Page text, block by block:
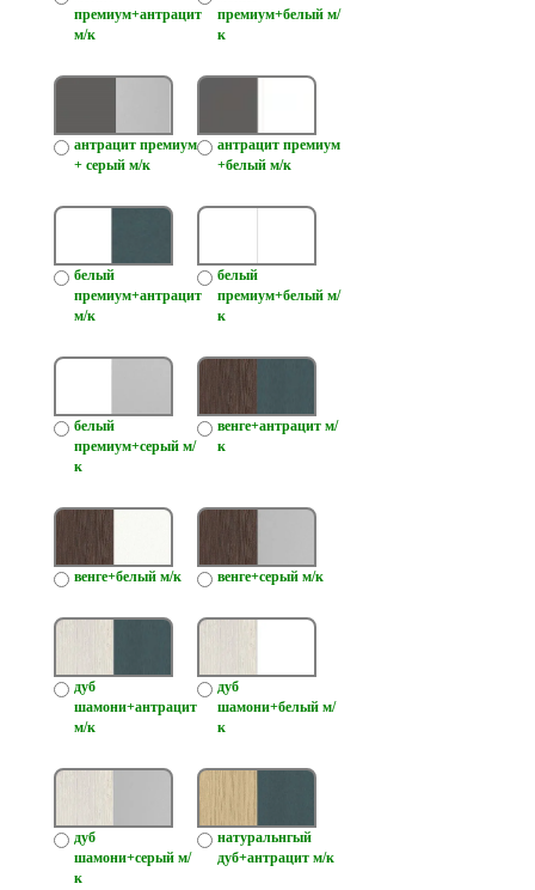
премиум+антрацит
м/к
премиум+белый м/
к
антрацит премиум
+ серый м/к
антрацит премиум
+белый м/к
белый
премиум+антрацит
м/к
белый
премиум+белый м/
к
белый
премиум+серый м/
к
венге+антрацит м/
к
венге+белый м/к венге+серый м/к
дуб
шамони+антрацит
м/к
дуб
шамони+белый м/
к
дуб
шамони+серый м/
к
натуральнгый
дуб+антрацит м/к